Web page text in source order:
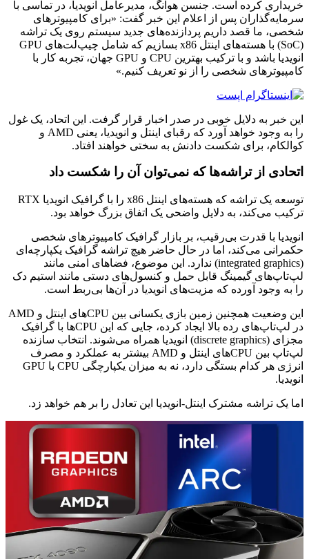
خریداری کرده است. جنسن هوانگ، مدیرعامل انویدیا، در تماسی با
سرمایه‌گذاران پس از اعلام این خبر گفت: «برای کامپیوترهای
شخصی، ما قصد داریم پردازنده‌های جدید سیستم روی یک تراشه
(SoC) با هسته‌های اینتل x86 بسازیم که شامل چیپ‌لت‌های GPU
انویدیا باشد و با ترکیب بهترین CPU و GPU جهان، تجربه کار با
کامپیوترهای شخصی را از نو تعریف کنیم.»
این خبر به دلایل خوبی در صدر اخبار قرار گرفت. این اتحاد، یک غول
را به وجود خواهد آورد که رقبای اینتل و انویدیا، یعنی AMD و
کوالکام، برای شکست دادنش به سختی خواهند افتاد.
اتحادی از تراشه‌ها که نمی‌توان آن را شکست داد
توسعه یک تراشه که هسته‌های اینتل x86 را با گرافیک انویدیا RTX
ترکیب می‌کند، به دلایل واضحی یک اتفاق بزرگ خواهد بود.
انویدیا با قدرت بی‌رقیب، بر بازار گرافیک کامپیوترهای شخصی
حکمرانی می‌کند، اما در حال حاضر هیچ تراشه گرافیک یکپارچه‌ای
(integrated graphics) ندارد. این موضوع، فضاهای امنی مانند
لپ‌تاپ‌های گیمینگ قابل حمل و کنسول‌های دستی مانند استیم دک
را به وجود آورده که مزیت‌های انویدیا در آن‌ها بی‌ربط است.
این وضعیت همچنین زمین بازی یکسانی بین CPUهای اینتل و AMD
در لپ‌تاپ‌های رده بالا ایجاد کرده، جایی که این CPUها با گرافیک
مجزای (discrete graphics) انویدیا همراه می‌شوند. انتخاب سازنده
لپ‌تاپ بین CPUهای اینتل و AMD بیشتر به عملکرد و مصرف
انرژی هر کدام بستگی دارد، نه به میزان یکپارچگی CPU با GPU
انویدیا.
اما یک تراشه مشترک اینتل-انویدیا این تعادل را بر هم خواهد زد.